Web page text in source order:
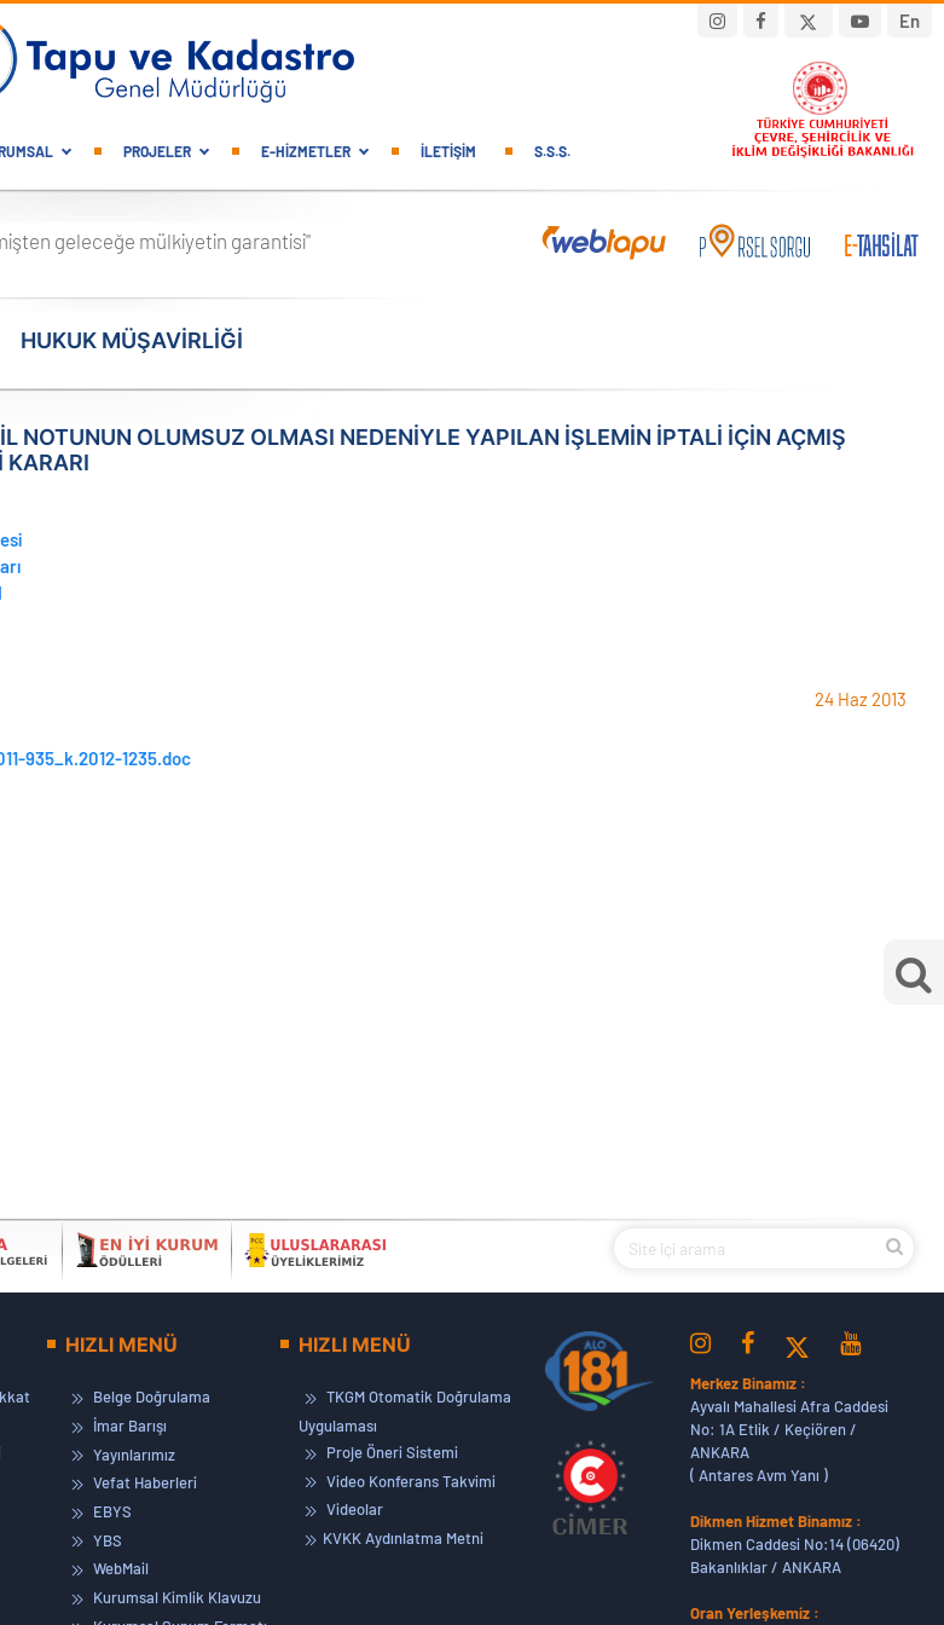
En
PROJELER E-HİZMETLER İLETIŞIM S.S.S.
geleceğe mülkiyetin garantisi"
HUKUK MÜŞAVİRLİĞİ
NOTUNUN OLUMSUZ OLMASI NEDENİYLE YAPILAN İŞLEMİN İPTALİ İÇİN AÇMIŞ
KARARI
24 Haz 2013
935_k.2012-1235.doc
HIZLI MENÜ
Belge Doğrulama
İmar Barışı
Yayınlarımız
Vefat Haberleri
EBYS
YBS
WebMail
Kurumsal Kimlik Klavuzu
HIZLI MENÜ
TKGM Otomatik Doğrulama
Uygulaması
Proje Öneri Sistemi
Video Konferans Takvimi
Videolar
KVKK Aydınlatma Metni
Merkez Binamız :
Ayvalı Mahallesi Afra Caddesi
No: 1A Etlik / Keçiören /
ANKARA
( Antares Avm Yanı )
Dikmen Hizmet Binamız :
Dikmen Caddesi No:14 (06420)
Bakanlıklar / ANKARA
Oran Yerleşkemiz :